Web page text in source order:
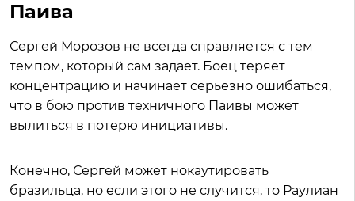
Паива
Сергей Морозов не всегда справляется с тем
темпом, который сам задает. Боец теряет
концентрацию и начинает серьезно ошибаться,
что в бою против техничного Паивы может
вылиться в потерю инициативы.
Конечно, Сергей может нокаутировать
бразильца, но если этого не случится, то Раулиан